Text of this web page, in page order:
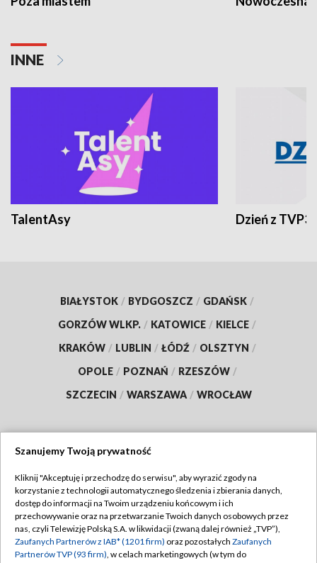
INNE
TalentAsy Dzień z TVP3
BIAŁYSTOK / BYDGOSZCZ / GDAŃSK /
GORZÓW WLKP. / KATOWICE / KIELCE /
KRAKÓW / LUBLIN / ŁÓDŹ / OLSZTYN /
OPOLE / POZNAŃ / RZESZÓW /
SZCZECIN / WARSZAWA / WROCŁAW
TVP
Abonament TVP
Emisja w TVP
Regulamin TVP
Polityka prywatności
Szanujemy Twoją prywatność
Kliknij "Akceptuję i przechodzę do serwisu", aby wyrazić zgody na
korzystanie z technologii automatycznego śledzenia i zbierania danych,
dostęp do informacji na Twoim urządzeniu końcowym i ich
przechowywanie oraz na przetwarzanie Twoich danych osobowych przez
nas, czyli Telewizję Polską S.A. w likwidacji (zwaną dalej również „TVP”),
Zaufanych Partnerów z IAB* (1201 firm) oraz pozostałych Zaufanych
Partnerów TVP (93 firm), w celach marketingowych (w tym do